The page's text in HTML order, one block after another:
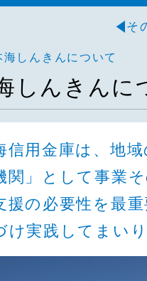
そ
海しんきんについて
しんきんに
信用金庫は、地
関」として事業
援の必要性を最重
け実践してまいり